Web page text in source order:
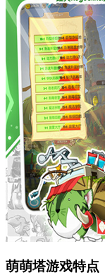
萌萌塔游戏特点